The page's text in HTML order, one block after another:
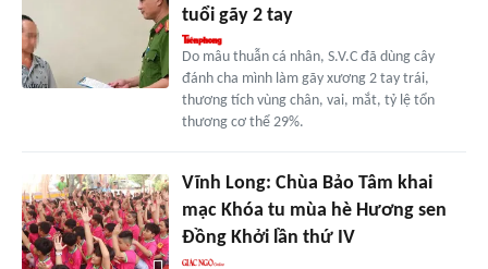
tuổi gãy 2 tay
Do mâu thuẫn cá nhân, S.V.C đã dùng cây
đánh cha mình làm gãy xương 2 tay trái,
thương tích vùng chân, vai, mắt, tỷ lệ tổn
thương cơ thể 29%.
Vĩnh Long: Chùa Bảo Tâm khai
mạc Khóa tu mùa hè Hương sen
Đồng Khởi lần thứ IV